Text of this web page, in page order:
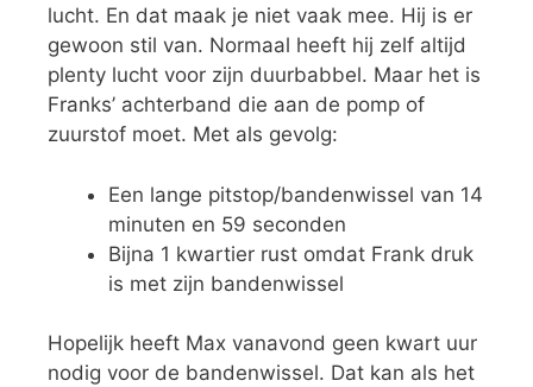
lucht. En dat maak je niet vaak mee. Hij is er
gewoon stil van. Normaal heeft hij zelf altijd
plenty lucht voor zijn duurbabbel. Maar het is
Franks’ achterband die aan de pomp of
zuurstof moet. Met als gevolg:
Een lange pitstop/bandenwissel van 14
minuten en 59 seconden
Bijna 1 kwartier rust omdat Frank druk
is met zijn bandenwissel
Hopelijk heeft Max vanavond geen kwart uur
nodig voor de bandenwissel. Dat kan als het